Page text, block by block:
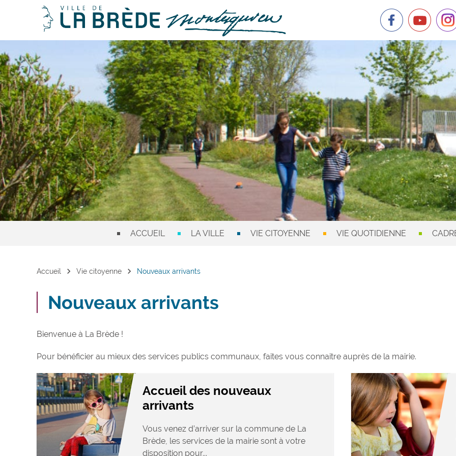
ACCUEIL LA VILLE VIE CITOYENNE VIE QUOTIDIENNE
Accueil chevron_right Vie citoyenne chevron_right Nouveaux arrivants
Nouveaux arrivants
Bienvenue à La Brède !
Pour bénéficier au mieux des services publics communaux, faites vous connaitre auprès de la mairie.
Accueil des nouveaux
arrivants
Vous venez d’arriver sur la commune de La
Brède, les services de la mairie sont à votre
disposition pour...